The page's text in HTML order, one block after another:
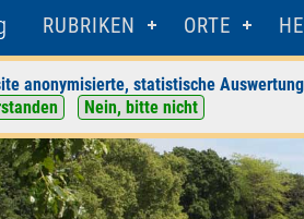
RUBRIKEN ORTE
anonymisierte, statistische
Nein, bitte nicht